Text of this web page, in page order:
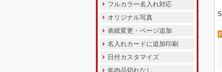
フルカラー名入れ対応
オリジナル写真
表紙変更・ページ追加
名入れカードに追加印刷
日付カスタマイズ
年内品切れなし